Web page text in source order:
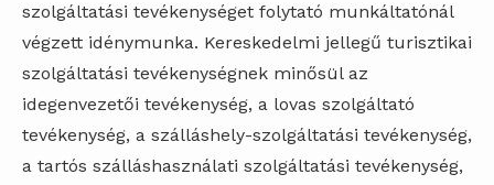
szolgáltatási tevékenységet folytató munkáltatónál
végzett idénymunka. Kereskedelmi jellegű turisztikai
szolgáltatási tevékenységnek minősül az
idegenvezetői tevékenység, a lovas szolgáltató
tevékenység, a szálláshely-szolgáltatási tevékenység,
a tartós szálláshasználati szolgáltatási tevékenység,